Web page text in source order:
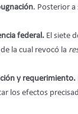
. Posterior a
federal. El siete
la cual revocó la
y requerimiento.
los efectos